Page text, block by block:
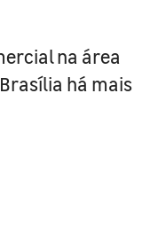
na área
há mais